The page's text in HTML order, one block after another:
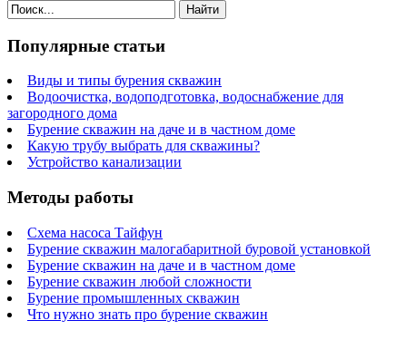
Найти
Популярные статьи
Виды и типы бурения скважин
Водоочистка, водоподготовка, водоснабжение для
загородного дома
Бурение скважин на даче и в частном доме
Какую трубу выбрать для скважины?
Устройство канализации
Методы работы
Схема насоса Тайфун
Бурение скважин малогабаритной буровой установкой
Бурение скважин на даче и в частном доме
Бурение скважин любой сложности
Бурение промышленных скважин
Что нужно знать про бурение скважин